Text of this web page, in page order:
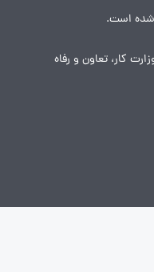
شده است.
کار، تعاون و رفاه